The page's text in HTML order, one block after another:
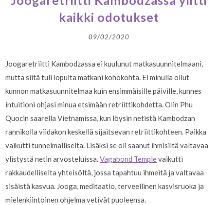
kaikki odotukset
09/02/2020
Joogaretriitti Kambodzassa ei kuulunut matkasuunnitelmaani,
mutta siitä tuli lopulta matkani kohokohta. Ei minulla ollut
kunnon matkasuunnitelmaa kuin ensimmäisille päiville, kunnes
intuitioni ohjasi minua etsimään retriittikohdetta. Olin Phu
Quocin saarella Vietnamissa, kun löysin netistä Kambodzan
rannikolla viidakon keskellä sijaitsevan retriittikohteen. Paikka
vaikutti tunnelmalliselta. Lisäksi se oli saanut ihmisiltä valtavaa
ylistystä netin arvosteluissa.Vagabond Templevaikutti
rakkaudelliselta yhteisöltä, jossa tapahtuu ihmeitä ja valtavaa
sisäistä kasvua. Jooga, meditaatio, terveellinen kasvisruoka ja
mielenkiintoinen ohjelma vetivät puoleensa.